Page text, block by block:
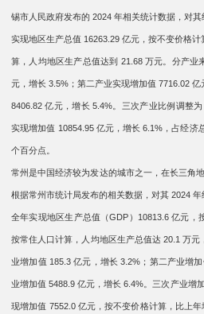
锡市人民政府发布的 2024 年相关统计数据，对
实现地区生产总值 16263.29 亿元，按不变价格
算，人均地区生产总值达到 21.68 万元。分产业
元，增长 3.5%；第二产业实现增加值 7716.02
8406.82 亿元，增长 5.4%。三次产业比例调整
实现增加值 10854.95 亿元，增长 6.1%，占经济
个百分点。
常州是中国经济较为发达的城市之一，在长三角
根据常州市统计局发布的相关数据，对其 2024
全年实现地区生产总值（GDP）10813.6 亿元，
按常住人口计算，人均地区生产总值达 20.1 万
业增加值 185.3 亿元，增长 3.2%；第二产业增
业增加值 5488.9 亿元，增长 6.4%。三次产业增
现增加值 7552.0 亿元，按不变价格计算，比上